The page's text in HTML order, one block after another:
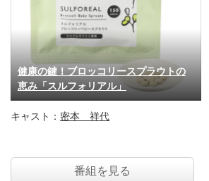
健康の鍵！ブロッコリースプラウトの
恵み「スルフォリアル」
キャスト： 密本 祥代
番組を見る